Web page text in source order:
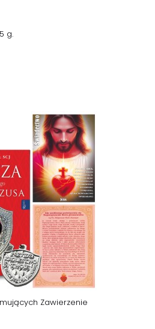
g.
Zawierzenie